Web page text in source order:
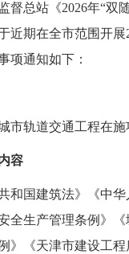
督总站《2026年“双
近期在全市范围开
项通知如下：
市轨道交通工程在施
容
和国建筑法》《中
全生产管理条例》
》《天津市建设工